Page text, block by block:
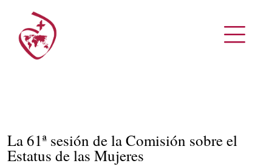
La 61ª sesión de la Comisión sobre el
Estatus de las Mujeres